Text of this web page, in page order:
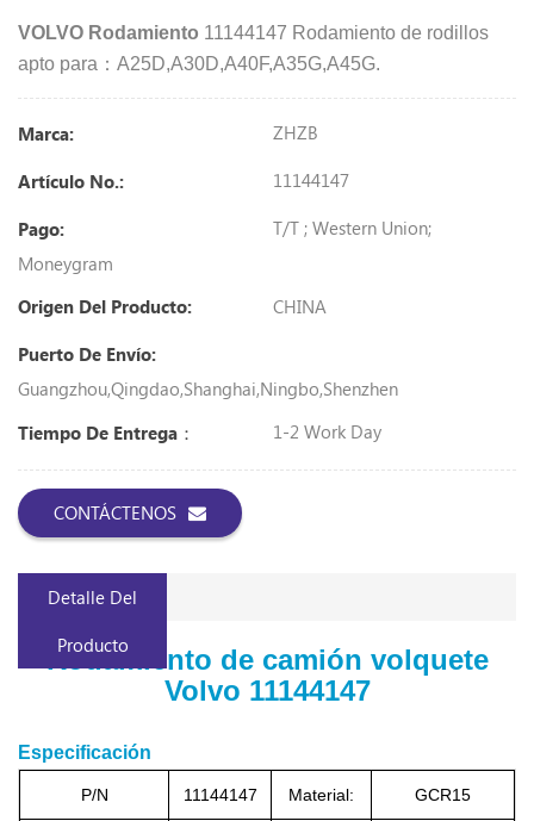
VOLVO Rodamiento 11144147 Rodamiento de rodillos
apto para：A25D,A30D,A40F,A35G,A45G.
Marca: ZHZB
Artículo No.: 11144147
Pago:
T/T ; Western Union;
Moneygram
Origen Del Producto:
CHINA
Puerto De Envío:
Guangzhou,Qingdao,Shanghai,Ningbo,Shenzhen
Tiempo De Entrega：
1-2 Work Day
CONTÁCTENOS
Detalle Del
Producto
Rodamiento de camión volquete
Volvo 11144147
Especificación
P/N 11144147 Material: GCR15